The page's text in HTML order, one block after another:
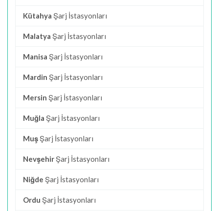
Kütahya Şarj İstasyonları
Malatya Şarj İstasyonları
Manisa Şarj İstasyonları
Mardin Şarj İstasyonları
Mersin Şarj İstasyonları
Muğla Şarj İstasyonları
MuşŞarj İstasyonları
NevşehirŞarj İstasyonları
Niğde Şarj İstasyonları
Ordu Şarj İstasyonları